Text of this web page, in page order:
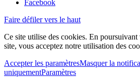
Facebook
Faire défiler vers le haut
Ce site utilise des cookies. En
site, vous acceptez notre utilisation des
Accepter les paramètresMasquer la
uniquementParamètres